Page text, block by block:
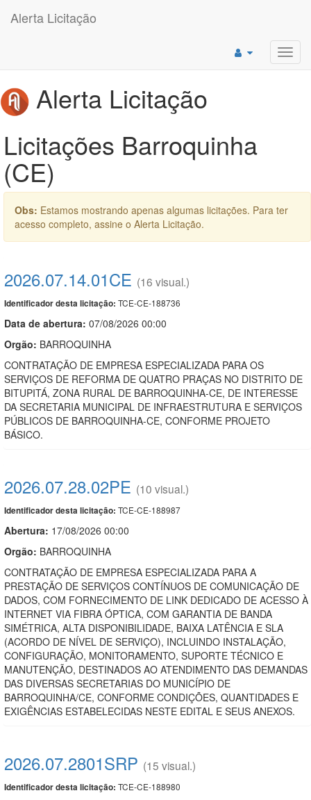
Alerta Licitação
Alerta Licitação
Licitações Barroquinha
(CE)
Obs: Estamos mostrando apenas algumas licitações. Para ter
acesso completo, assine o Alerta Licitação.
2026.07.14.01CE (16 visual.)
Identificador desta licitação: TCE-CE-188736
Data de abertura: 07/08/2026 00:00
Orgão: BARROQUINHA
CONTRATAÇÃO DE EMPRESA ESPECIALIZADA PARA OS
SERVIÇOS DE REFORMA DE QUATRO PRAÇAS NO DISTRITO DE
BITUPITÁ, ZONA RURAL DE BARROQUINHA-CE, DE INTERESSE
DA SECRETARIA MUNICIPAL DE INFRAESTRUTURA E SERVIÇOS
PÚBLICOS DE BARROQUINHA-CE, CONFORME PROJETO
BÁSICO.
2026.07.28.02PE (10 visual.)
Identificador desta licitação: TCE-CE-188987
Abertura: 17/08/2026 00:00
Orgão: BARROQUINHA
CONTRATAÇÃO DE EMPRESA ESPECIALIZADA PARA A
PRESTAÇÃO DE SERVIÇOS CONTÍNUOS DE COMUNICAÇÃO DE
DADOS, COM FORNECIMENTO DE LINK DEDICADO DE ACESSO À
INTERNET VIA FIBRA ÓPTICA, COM GARANTIA DE BANDA
SIMÉTRICA, ALTA DISPONIBILIDADE, BAIXA LATÊNCIA E SLA
(ACORDO DE NÍVEL DE SERVIÇO), INCLUINDO INSTALAÇÃO,
CONFIGURAÇÃO, MONITORAMENTO, SUPORTE TÉCNICO E
MANUTENÇÃO, DESTINADOS AO ATENDIMENTO DAS DEMANDAS
DAS DIVERSAS SECRETARIAS DO MUNICÍPIO DE
BARROQUINHA/CE, CONFORME CONDIÇÕES, QUANTIDADES E
EXIGÊNCIAS ESTABELECIDAS NESTE EDITAL E SEUS ANEXOS.
2026.07.2801SRP (15 visual.)
Identificador desta licitação: TCE-CE-188980